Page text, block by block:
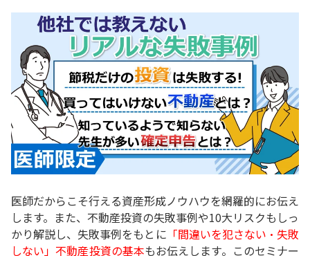
医師だからこそ行える資産形成ノウハウを網羅的にお伝え
します。また、不動産投資の失敗事例や10大リスクもしっ
かり解説し、失敗事例をもとに 「間違いを犯さない・失敗
しない」不動産投資の基本もお伝えします。このセミナー